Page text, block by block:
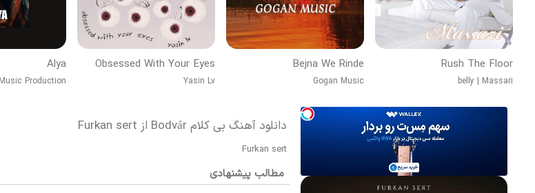
Rush The Floor
belly | Massari
Bejna We Rinde
Gogan Music
Obsessed With Your Eyes
Yasin Lv
Alya
Production
دانلود آهنگ بی کلام Bodvár از Furkan sert
Furkan sert
مطالب پیشنهادی